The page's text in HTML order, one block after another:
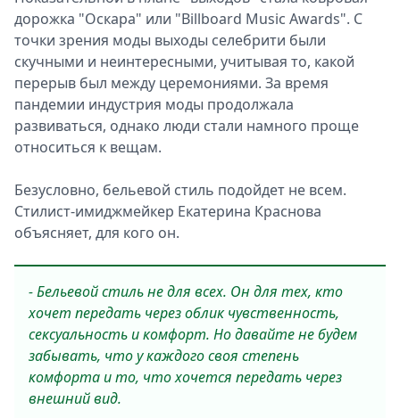
дорожка "Оскара" или "Billboard Music Awards". С
точки зрения моды выходы селебрити были
скучными и неинтересными, учитывая то, какой
перерыв был между церемониями. За время
пандемии индустрия моды продолжала
развиваться, однако люди стали намного проще
относиться к вещам.
Безусловно, бельевой стиль подойдет не всем.
Стилист-имиджмейкер Екатерина Краснова
объясняет, для кого он.
- Бельевой стиль не для всех. Он для тех, кто
хочет передать через облик чувственность,
сексуальность и комфорт. Но давайте не будем
забывать, что у каждого своя степень
комфорта и то, что хочется передать через
внешний вид.